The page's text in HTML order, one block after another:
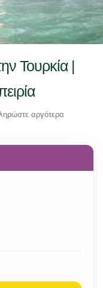
Τουρκία |
αργότερα